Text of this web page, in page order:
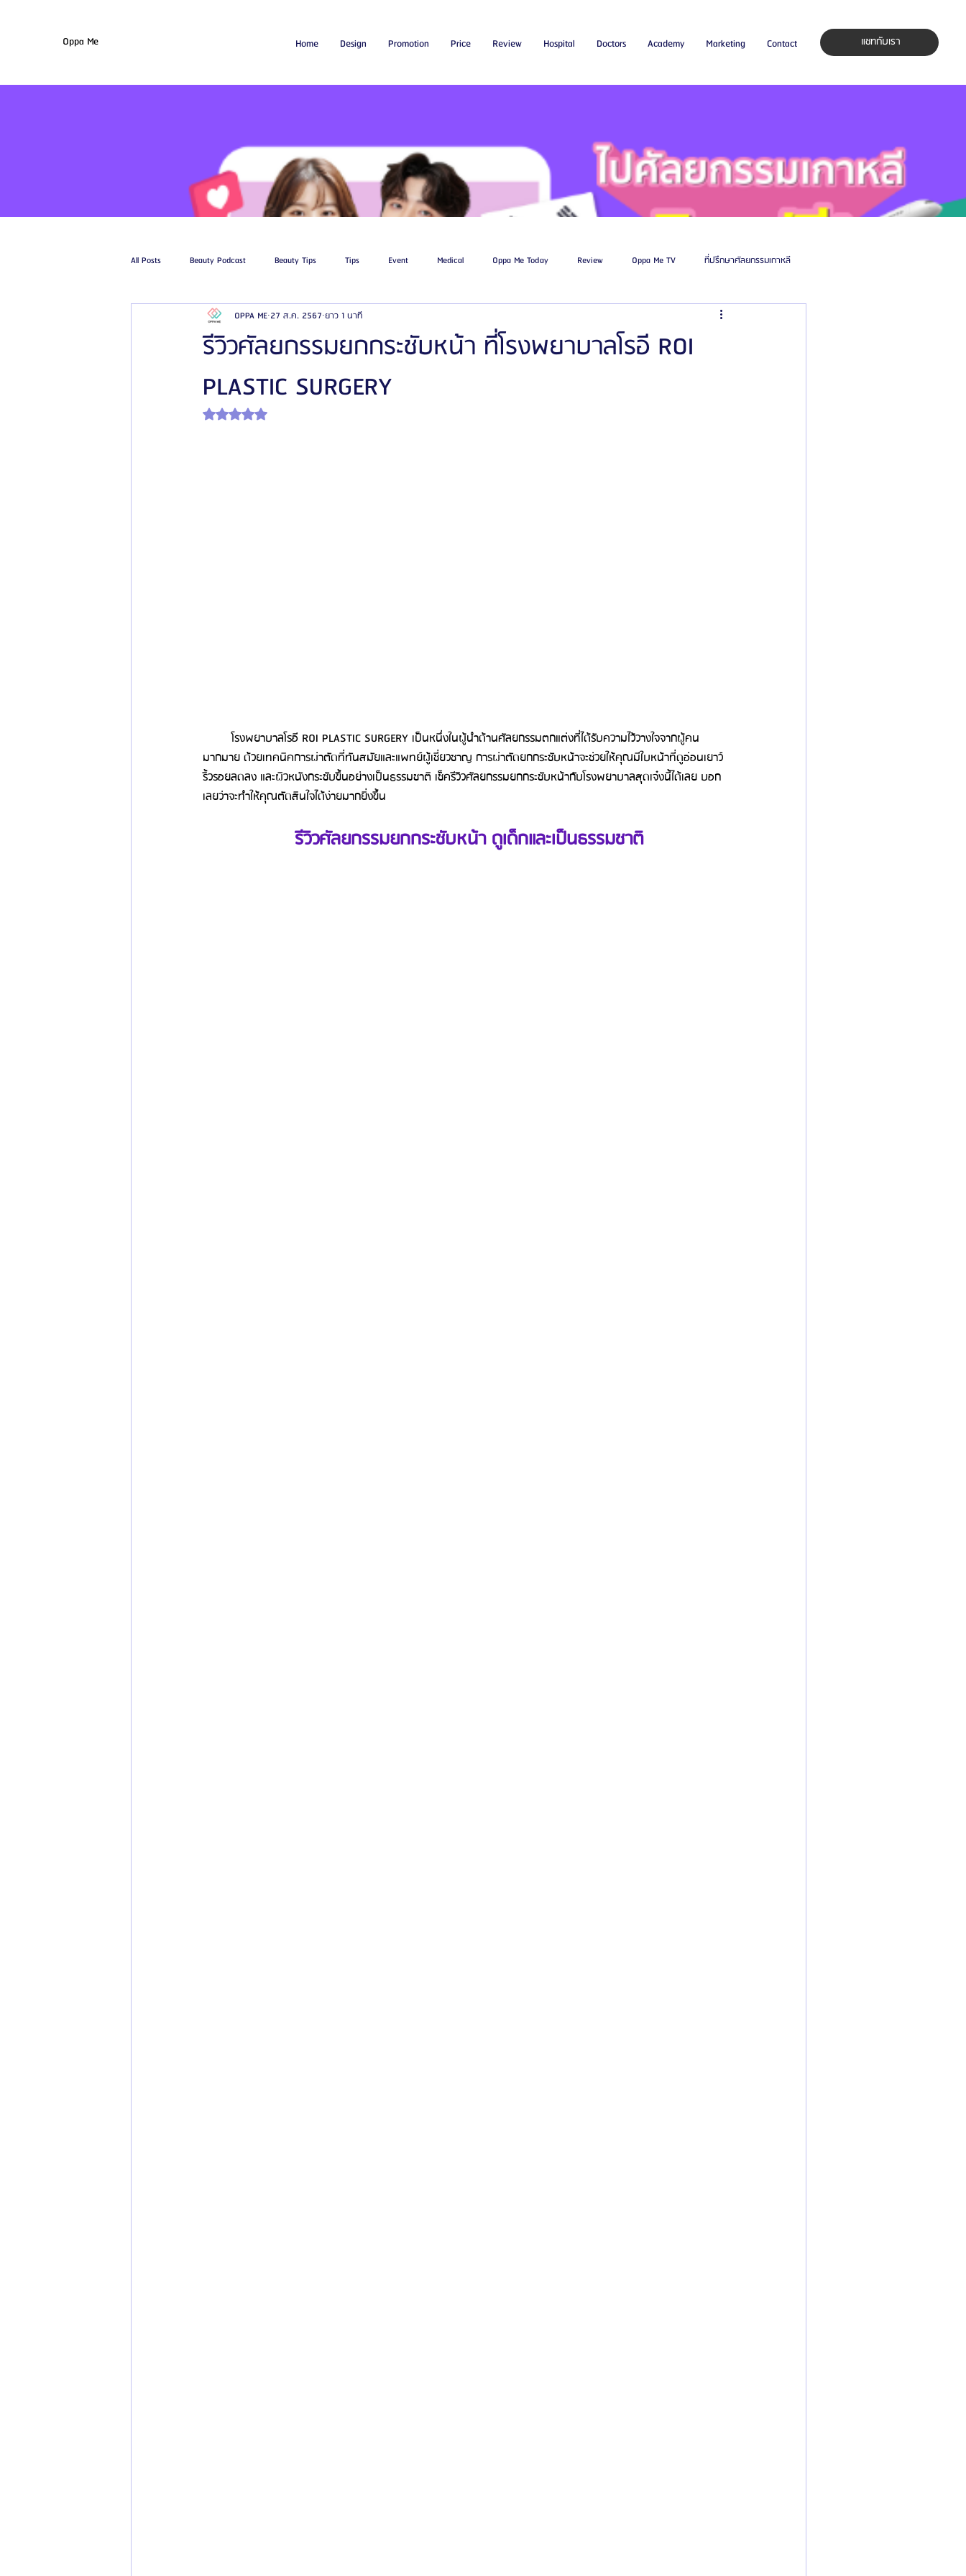
Home Design Promotion Price Review Hospital Doctors Academy Marketing Contact แชทกับเรา
Oppa Me
All Posts Beauty Podcast Beauty Tips Tips Event Medical Oppa Me Today Review Oppa Me TV ที่ปรึกษาศัลยกรรมเกาหลี
รีวิวศัลยกรรมฉีดไขมัน รีวิวศัลยกรรมดูดไขมัน ศัลยแพทย์ ประเทศเกาหลี
โรงพยาบาลศัลยกรรมเฟรช โรงพยาบาลศัลยกรรมจีเอ็นจี
รีวิวศัลยกรรมยกกระชับหน้า ที่โรงพยาบาลโรอี ROI
PLASTIC SURGERY
OPPA ME 27 ส.ค. 2567 ยาว 1 นาที
ได้รับ NaN เต็ม 5 ดาว
	โรงพยาบาลโรอี ROI PLASTIC SURGERY เป็นหนึ่งในผู้นำด้านศัลยกรรมตกแต่งที่ได้รับความไว้วางใจจากผู้คน
มากมาย ด้วยเทคนิคการผ่าตัดที่ทันสมัยและแพทย์ผู้เชี่ยวชาญ การผ่าตัดยกกระชับหน้าจะช่วยให้คุณมีใบหน้าที่ดูอ่อนเยาว์
ริ้วรอยลดลง และผิวหนังกระชับขึ้นอย่างเป็นธรรมชาติ เช็ครีวิวศัลยกรรมยกกระชับหน้ากับโรงพยาบาลสุดเจ๋งนี้ได้เลย บอก
เลยว่าจะทำให้คุณตัดสินใจได้ง่ายมากยิ่งขึ้น
รีวิวศัลยกรรมยกกระชับหน้า ดูเด็กและเป็นธรรมชาติ